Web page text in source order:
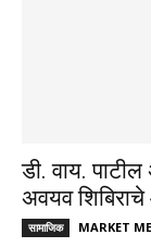
डी. वाय.
अवयव
सामाजिक MARKET